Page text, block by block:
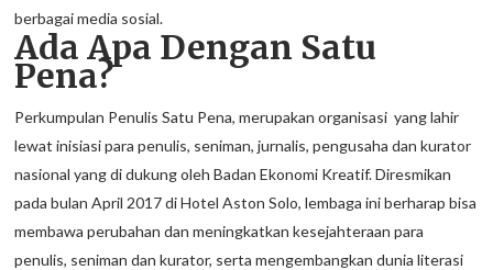
berbagai media sosial.
Ada Apa Dengan Satu
Pena?
Perkumpulan Penulis Satu Pena, merupakan organisasi yang lahir
lewat inisiasi para penulis, seniman, jurnalis, pengusaha dan kurator
nasional yang di dukung oleh Badan Ekonomi Kreatif. Diresmikan
pada bulan April 2017 di Hotel Aston Solo, lembaga ini berharap bisa
membawa perubahan dan meningkatkan kesejahteraan para
penulis, seniman dan kurator, serta mengembangkan dunia literasi